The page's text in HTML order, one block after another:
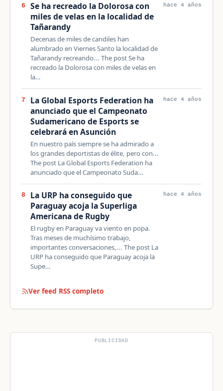
6
Se ha recreado la Dolorosa con
miles de velas en la localidad de
Tañarandy
Decenas de miles de candiles han
alumbrado en Viernes Santo la localidad de
Tañarandy recreando... The post Se ha
recreado la Dolorosa con miles de velas en
la…
hace 4 años
7
La Global Esports Federation ha
anunciado que el Campeonato
Sudamericano de Esports se
celebrará en Asunción
En nuestro país siempre se ha admirado a
los grandes deportistas de élite, pero con...
The post La Global Esports Federation ha
anunciado que el Campeonato Suda…
hace 4 años
8
La URP ha conseguido que
Paraguay acoja la Superliga
Americana de Rugby
El rugby en Paraguay va viento en popa.
Tras meses de muchísimo trabajo,
importantes conversaciones,... The post La
URP ha conseguido que Paraguay acoja la
Supe…
hace 4 años
Ver feed RSS completo
PUBLICIDAD